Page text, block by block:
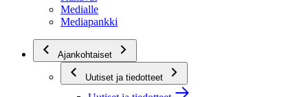
Medialle
Mediapankki
Ajankohtaiset
Uutiset ja tiedotteet